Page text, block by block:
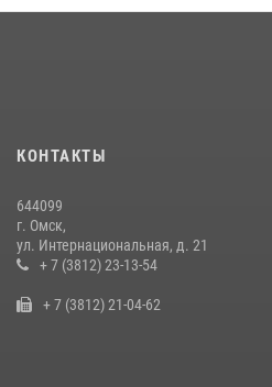
области
Росгвардейцы приняли участие в
Руси в Омске
КОНТАКТЫ
644099
г. Омск,
ул. Интернациональная, д. 21
+ 7 (3812) 23-13-54
+ 7 (3812) 21-04-62